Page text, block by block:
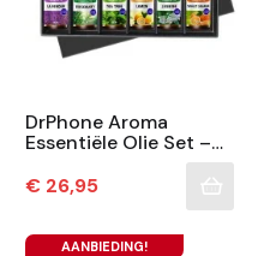
DrPhone Aroma
Essentiële Olie Set –
Diffuser, Sauna En Bad
– Natuurlijk – Relax &...
Prijs
€ 26,95
AANBIEDING!